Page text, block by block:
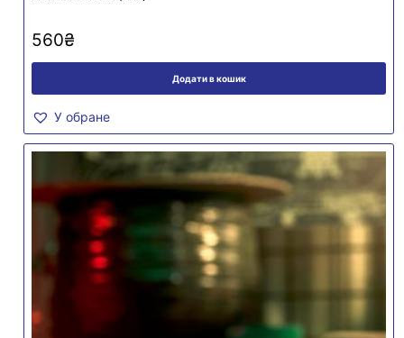
560₴
Додати в кошик
У обране